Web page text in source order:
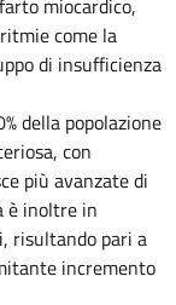
miocardico,
come la
di insufficienza
della popolazione
con
più avanzate di
è inoltre in
risultando pari a
incremento